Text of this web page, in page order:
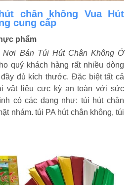
chân không Vua Hút
cung cấp
phẩm
Nơi Bán Túi Hút Chân Không Ở
quý khách hàng rất nhiều dòng
đủ kích thước. Đặc biệt tất cả
vật liệu cực kỳ an toàn với sức
có các dạng như: túi hút chân
nhám. túi PA hút chân không, túi